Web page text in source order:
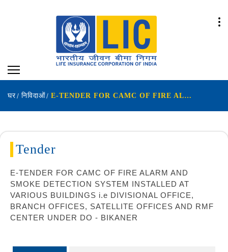
घर निविदाओं E-TENDER FOR CAMC OF FIRE ALARM AND SMOKE DETECTION SYSTEM INSTALLED AT VARIOUS BUILDINGS ie DIVISIONAL OFFICE BRANCH OFFICES SATELLITE OFFICES AND RMF CENTER UNDER DO - BIKANER
Tender
E-TENDER FOR CAMC OF FIRE ALARM AND
SMOKE DETECTION SYSTEM INSTALLED AT
VARIOUS BUILDINGS i.e DIVISIONAL OFFICE,
BRANCH OFFICES, SATELLITE OFFICES AND RMF
CENTER UNDER DO - BIKANER